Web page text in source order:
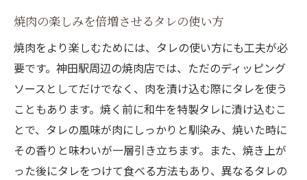
焼肉の楽しみを倍増させるタレの使い方
焼肉をより楽しむためには、タレの使い方にも工夫が必
要です。神田駅周辺の焼肉店では、ただのディッピング
ソースとしてだけでなく、肉を漬け込む際にタレを使う
こともあります。焼く前に和牛を特製タレに漬け込むこ
とで、タレの風味が肉にしっかりと馴染み、焼いた時に
その香りと味わいが一層引き立ちます。また、焼き上が
った後にタレをつけて食べる方法もあり、異なるタレの